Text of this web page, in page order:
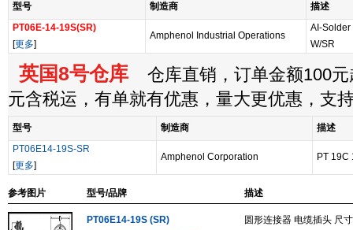
型号 制造商
描述
PT06E-14-19S(SR)
[更多]
Amphenol Industrial Operations
AI-
W/SR
英国8号仓库 仓库直销，订单金额100元
元含税运，有单就有优惠，量大更优惠，支
型号 制造商
描述
PT06E14-19S-SR
[更多]
Amphenol Corporation PT 19C
参考图片 型号/品牌 描述
PT06E14-19S (SR)
圆形连接器 电缆插头 尺